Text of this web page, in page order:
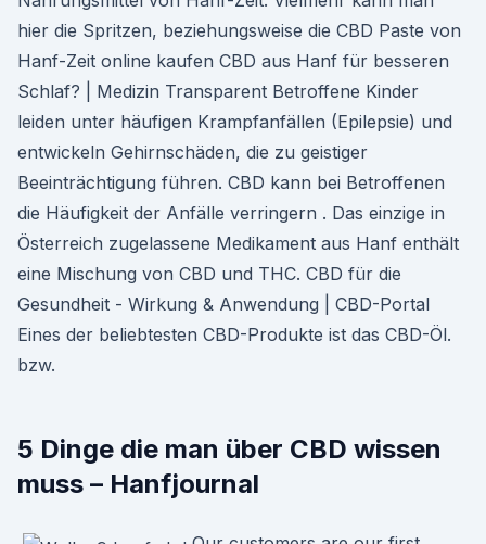
hier die Spritzen, beziehungsweise die CBD Paste von
Hanf-Zeit online kaufen CBD aus Hanf für besseren
Schlaf? | Medizin Transparent Betroffene Kinder
leiden unter häufigen Krampfanfällen (Epilepsie) und
entwickeln Gehirnschäden, die zu geistiger
Beeinträchtigung führen. CBD kann bei Betroffenen
die Häufigkeit der Anfälle verringern . Das einzige in
Österreich zugelassene Medikament aus Hanf enthält
eine Mischung von CBD und THC. CBD für die
Gesundheit - Wirkung & Anwendung | CBD-Portal
Eines der beliebtesten CBD-Produkte ist das CBD-Öl.
bzw.
5 Dinge die man über CBD wissen
muss – Hanfjournal